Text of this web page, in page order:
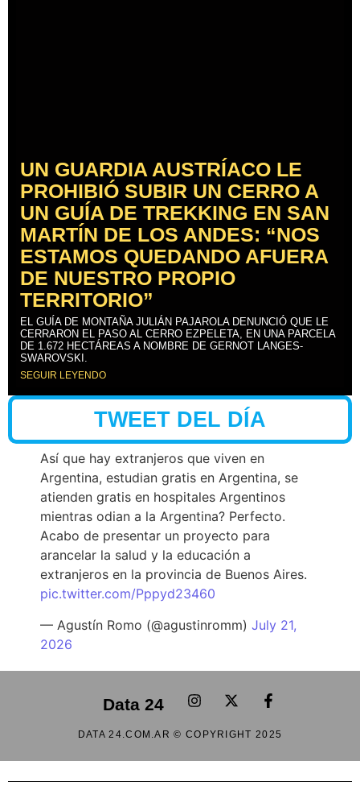
UN GUARDIA AUSTRÍACO LE
PROHIBIÓ SUBIR UN CERRO A
UN GUÍA DE TREKKING EN SAN
MARTÍN DE LOS ANDES: “NOS
ESTAMOS QUEDANDO AFUERA
DE NUESTRO PROPIO
TERRITORIO”
EL GUÍA DE MONTAÑA JULIÁN PAJAROLA DENUNCIÓ QUE LE
CERRARON EL PASO AL CERRO EZPELETA, EN UNA PARCELA
DE 1.672 HECTÁREAS A NOMBRE DE GERNOT LANGES-
SWAROVSKI.
SEGUIR LEYENDO
TWEET DEL DÍA
Así que hay extranjeros que viven en
Argentina, estudian gratis en Argentina, se
atienden gratis en hospitales Argentinos
mientras odian a la Argentina? Perfecto.
Acabo de presentar un proyecto para
arancelar la salud y la educación a
extranjeros en la provincia de Buenos Aires.
pic.twitter.com/Pppyd23460
— Agustín Romo (@agustinromm) July 21,
2026
Data 24
DATA 24.COM.AR © COPYRIGHT 2025